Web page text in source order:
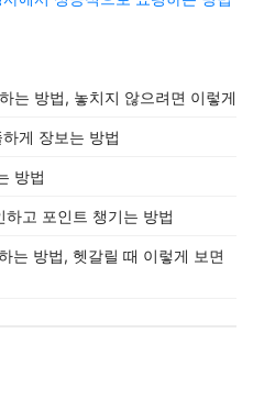
는 방법, 놓치지 않으려면 이렇게
게 장보는 방법
방법
고 포인트 챙기는 방법
는 방법, 헷갈릴 때 이렇게 보면